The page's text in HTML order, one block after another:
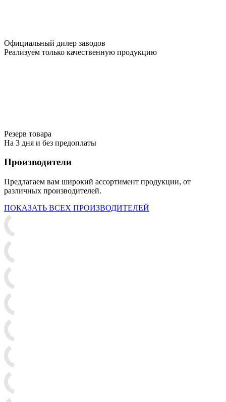
Официальный дилер заводов
Реализуем только качественную продукцию
Резерв товара
На 3 дня и без предоплаты
Производители
Предлагаем вам широкий ассортимент продукции, от
различных производителей.
ПОКАЗАТЬ ВСЕХ ПРОИЗВОДИТЕЛЕЙ